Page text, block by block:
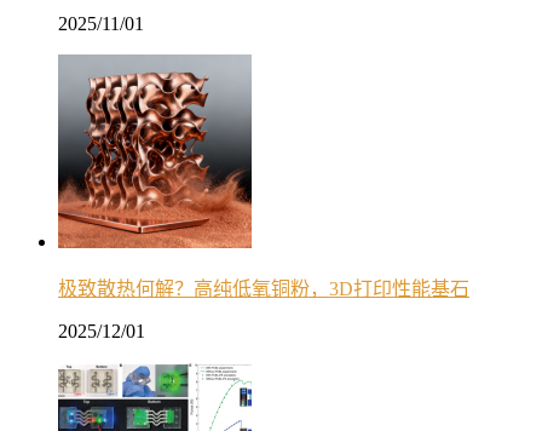
2025/11/01
极致散热何解？高纯低氧铜粉，3D打印性能基石
2025/12/01